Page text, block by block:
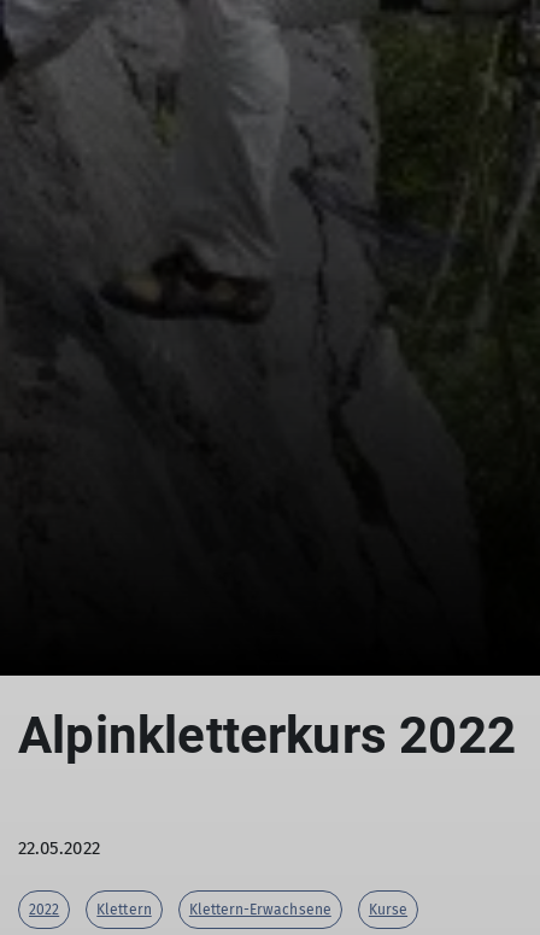
Alpinkletterkurs 2022
22.05.2022
2022 Klettern Klettern-Erwachsene Kurse